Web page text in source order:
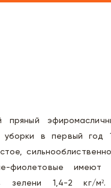
пряный
уборки в первый
фиолетовые имеют
зелени 1,4-2 кг/